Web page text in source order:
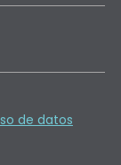
de datos